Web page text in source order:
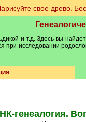
свое древо.
и т.д. Здесь вы
при исследовании
генеалогия.